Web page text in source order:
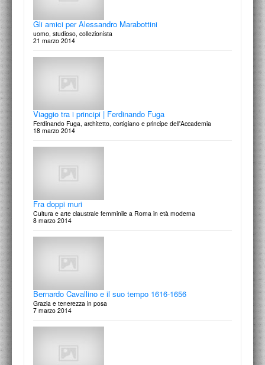
Viaggio tra i principi | Ferdinando Fuga
Ferdinando Fuga, architetto, cortigiano e principe dell'Accademia
Fra doppi muri
Cultura e arte claustrale femminile a Roma in età moderna
Bernardo Cavallino e il suo tempo 1616-1656
Grazia e tenerezza in posa
Passeggiate Romane | Museo - MAXXI
Visita al MAXXI con Pio Baldi e Francesco Moschini